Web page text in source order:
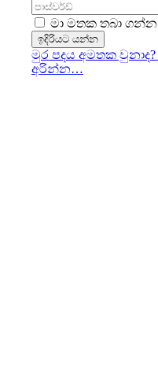
මා මතක තබා ගන්න
ඉදිරියට යන්න
මුර පදය අමතක වුනාද?
අරින්න…